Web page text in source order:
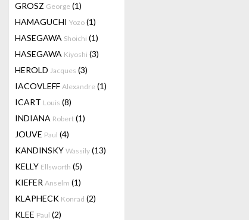
GROSZ George (1)
HAMAGUCHI Yozo (1)
HASEGAWA Shoichi (1)
HASEGAWA Kiyoshi (3)
HEROLD Jacques (3)
IACOVLEFF Alexandre (1)
ICART Louis (8)
INDIANA Robert (1)
JOUVE Paul (4)
KANDINSKY Wassily (13)
KELLY Ellsworth (5)
KIEFER Anselm (1)
KLAPHECK Konrad (2)
KLEE Paul (2)